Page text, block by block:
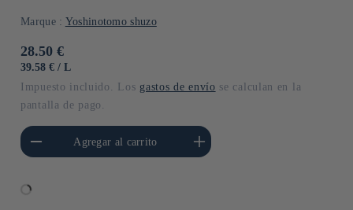
Marque : Yoshinotomo shuzo
Precio
habitual
28.50 €
PRECIO
39.58 € / POR
L
Impuesto incluido. Los gastos de envío se calculan en la
pantalla de pago.
para Default
Title
Agregar al carrito
Aumentar cantidad para Default
Title